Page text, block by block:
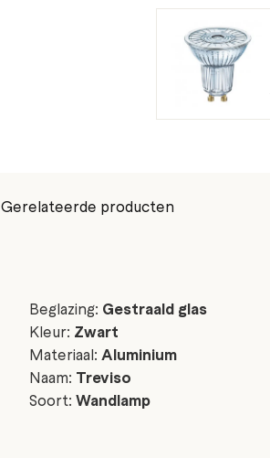
Gerelateerde producten
Beglazing: Gestraald glas
Kleur: Zwart
Materiaal:Aluminium
Naam: Treviso
Soort:Wandlamp